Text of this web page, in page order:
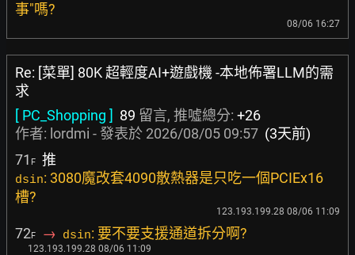
事"嗎?
08/06 16:27
Re: [菜單] 80K 超輕度AI+遊戲機 -本地佈署LLM的需
求
[ PC_Shopping ] 89 留言, 推噓總分: +26
作者: lordmi - 發表於 2026/08/05 09:57 (3天前)
71 F 推
dsin: 3080魔改套4090散熱器是只吃一個PCIEx16
槽?
123.193.199.28 08/06 11:09
72F → dsin: 要不要支援通道拆分啊?
123.193.199.28 08/06 11:09